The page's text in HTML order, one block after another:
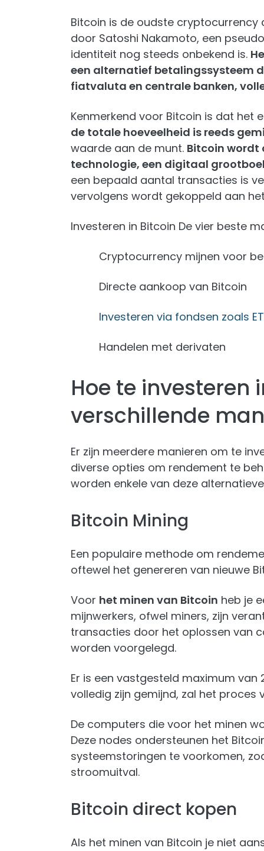
Bitcoin is de oudste cryptocurrency
door Satoshi Nakamoto, een
identiteit nog steeds onbekend is.
een alternatief betalingssysteem
fiatvaluta en centrale banken,
Kenmerkend voor Bitcoin is dat het
de totale hoeveelheid is reeds
waarde aan de munt. Bitcoin wordt
technologie, een digitaal
een bepaald aantal transacties is
vervolgens wordt gekoppeld aan
Investeren in Bitcoin De vier beste
Cryptocurrency mijnen voor
Directe aankoop van Bitcoin
Investeren via fondsen zoals
Handelen met derivaten
Hoe te investeren
verschillende
Er zijn meerdere manieren om te
diverse opties om rendement te
worden enkele van deze
Bitcoin Mining
Een populaire methode om
oftewel het genereren van nieuwe
Voor het minen van Bitcoin heb je
mijnwerkers, ofwel miners, zijn
transacties door het oplossen van
worden voorgelegd.
Er is een vastgesteld maximum van
volledig zijn gemijnd, zal het proces
De computers die voor het minen
Deze nodes ondersteunen het
systeemstoringen te voorkomen,
stroomuitval.
Bitcoin direct kopen
Als het minen van Bitcoin je niet